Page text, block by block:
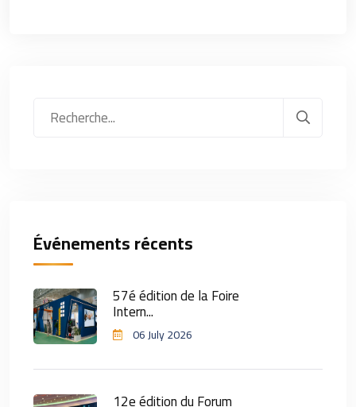
Événements récents
57é édition de la Foire
Intern...
06 July 2026
12e édition du Forum